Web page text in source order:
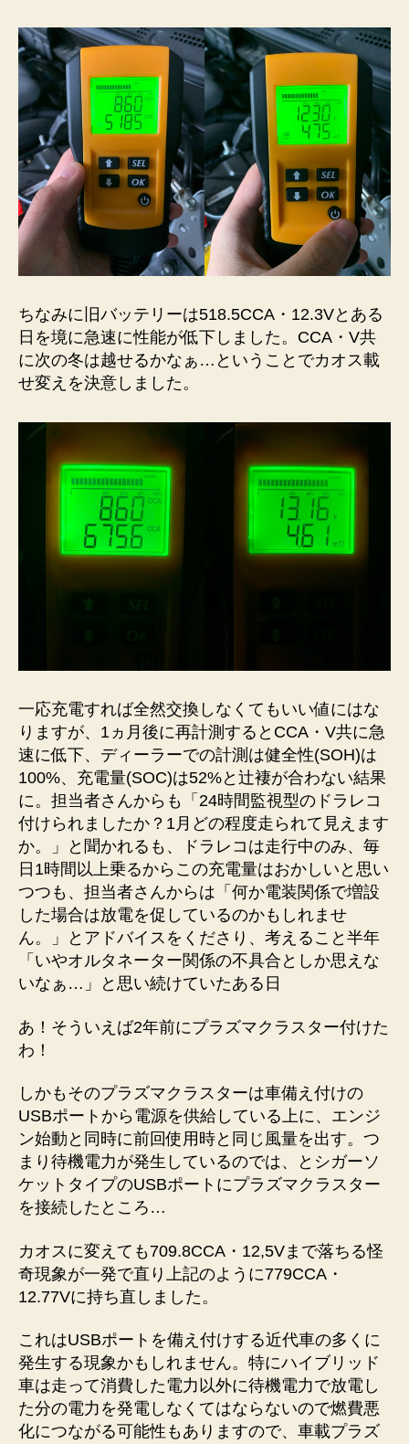
ちなみに旧バッテリーは518.5CCA・12.3Vとある
日を境に急速に性能が低下しました。CCA・V共
に次の冬は越せるかなぁ…ということでカオス載
せ変えを決意しました。
一応充電すれば全然交換しなくてもいい値にはな
りますが、1ヵ月後に再計測するとCCA・V共に急
速に低下、ディーラーでの計測は健全性(SOH)は
100%、充電量(SOC)は52%と辻褄が合わない結果
に。担当者さんからも「24時間監視型のドラレコ
付けられましたか？1月どの程度走られて見えます
か。」と聞かれるも、ドラレコは走行中のみ、毎
日1時間以上乗るからこの充電量はおかしいと思い
つつも、担当者さんからは「何か電装関係で増設
した場合は放電を促しているのかもしれませ
ん。」とアドバイスをくださり、考えること半年
「いやオルタネーター関係の不具合としか思えな
いなぁ…」と思い続けていたある日
あ！そういえば2年前にプラズマクラスター付けた
わ！
しかもそのプラズマクラスターは車備え付けの
USBポートから電源を供給している上に、エンジ
ン始動と同時に前回使用時と同じ風量を出す。つ
まり待機電力が発生しているのでは、とシガーソ
ケットタイプのUSBポートにプラズマクラスター
を接続したところ…
カオスに変えても709.8CCA・12,5Vまで落ちる怪
奇現象が一発で直り上記のように779CCA・
12.77Vに持ち直しました。
これはUSBポートを備え付けする近代車の多くに
発生する現象かもしれません。特にハイブリッド
車は走って消費した電力以外に待機電力で放電し
た分の電力を発電しなくてはならないので燃費悪
化につながる可能性もありますので、車載プラズ